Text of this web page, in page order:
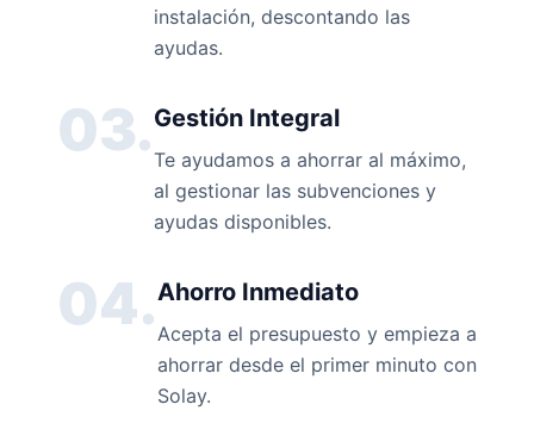
instalación, descontando las
ayudas.
03.Gestión Integral
Te ayudamos a ahorrar al máximo,
al gestionar las subvenciones y
ayudas disponibles.
04.Ahorro Inmediato
Acepta el presupuesto y empieza a
ahorrar desde el primer minuto con
Solay.